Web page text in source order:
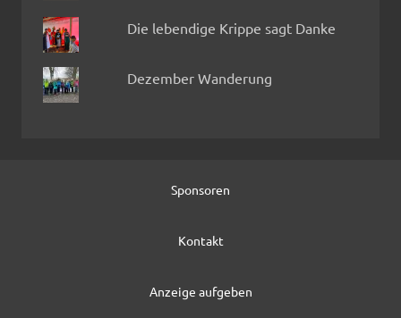
Die lebendige Krippe sagt Danke
Dezember Wanderung
Sponsoren
Kontakt
Anzeige aufgeben